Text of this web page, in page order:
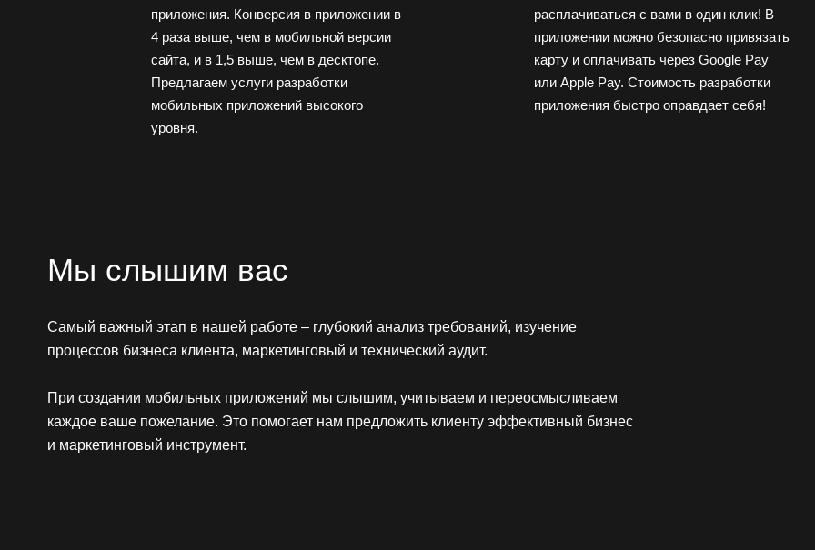
приложения. Конверсия в приложении в
4 раза выше, чем в мобильной версии
сайта, и в 1,5 выше, чем в десктопе.
Предлагаем услуги разработки
мобильных приложений высокого
уровня.
расплачиваться с вами в один клик! В
приложении можно безопасно привязать
карту и оплачивать через Google Pay
или Apple Pay. Стоимость разработки
приложения быстро оправдает себя!
Мы слышим вас
Самый важный этап в нашей работе – глубокий анализ требований, изучение
процессов бизнеса клиента, маркетинговый и технический аудит.
При создании мобильных приложений мы слышим, учитываем и переосмысливаем
каждое ваше пожелание. Это помогает нам предложить клиенту эффективный бизнес
и маркетинговый инструмент.